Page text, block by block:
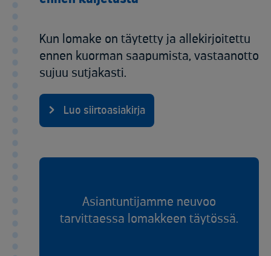
Kun lomake on täytetty ja allekirjoitettu
ennen kuorman saapumista, vastaanotto
sujuu sutjakasti.
Luo siirtoasiakirja
Asiantuntijamme neuvoo
tarvittaessa lomakkeen täytössä.